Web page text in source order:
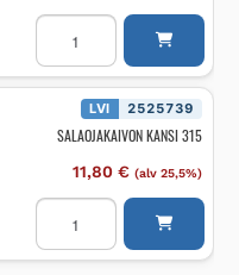
Salaojakaivon
pohjaosa
TALOKAIVO
560
ilman
liittymiä
määrä
LVI 2525739
SALAOJAKAIVON KANSI 315
11,80 € (alv 25,5%)
SALAOJAKAIVON
KANSI
määrä